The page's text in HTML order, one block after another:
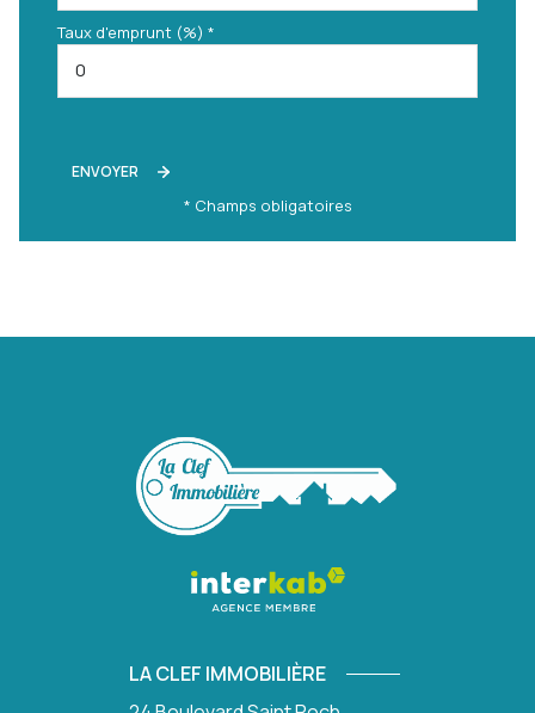
Taux d'emprunt (%) *
ENVOYER
* Champs obligatoires
LA CLEF IMMOBILIÈRE